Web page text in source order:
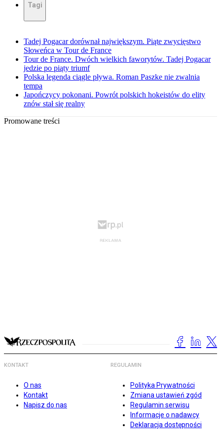
Tagi
Tadej Pogacar dorównał największym. Piąte zwycięstwo
Słoweńca w Tour de France
Tour de France. Dwóch wielkich faworytów. Tadej Pogacar
jedzie po piąty triumf
Polska legenda ciągle pływa. Roman Paszke nie zwalnia
tempa
Japończycy pokonani. Powrót polskich hokeistów do elity
znów stał się realny
Promowane treści
KONTAKT
O nas
Kontakt
Napisz do nas
REGULAMIN
Polityka Prywatności
Zmiana ustawień zgód
Regulamin serwisu
Informacje o nadawcy
Deklaracja dostępności